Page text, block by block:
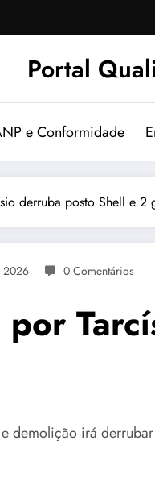
Portal
e Conformidade
derruba posto Shell e 2
2026 0 Comentários
demolição irá